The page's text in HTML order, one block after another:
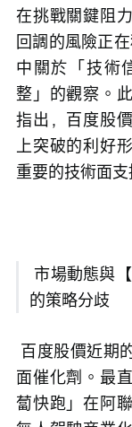
在挑戰關鍵阻
回調的風險正
中關於「技術
整」的觀察。
指出，百度股
上突破的利好
重要的技術面支
的策略分歧
面催化劑。最
蔔快跑」在阿